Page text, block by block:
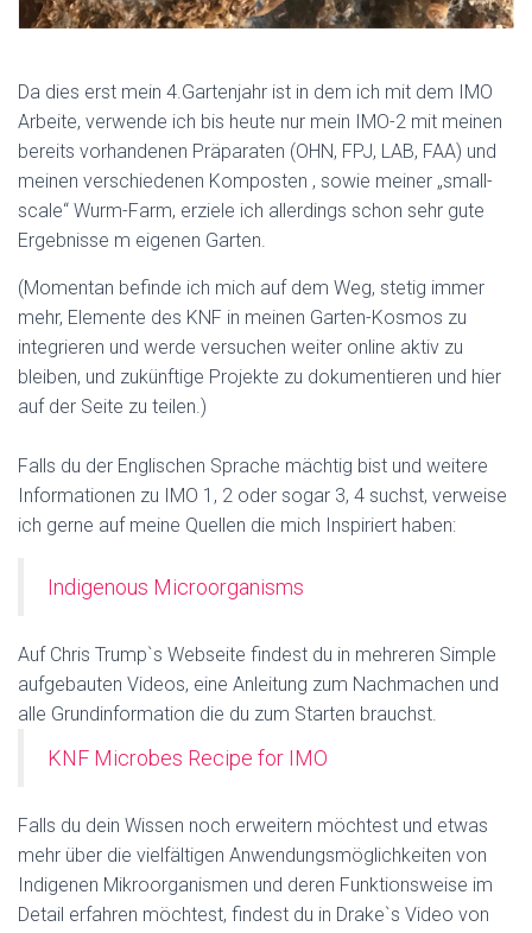
Da dies erst mein 4.Gartenjahr ist in dem ich mit dem IMO
Arbeite, verwende ich bis heute nur mein IMO-2 mit meinen
bereits vorhandenen Präparaten (OHN, FPJ, LAB, FAA) und
meinen verschiedenen Komposten , sowie meiner „small-
scale“ Wurm-Farm, erziele ich allerdings schon sehr gute
Ergebnisse m eigenen Garten.
(Momentan befinde ich mich auf dem Weg, stetig immer
mehr, Elemente des KNF in meinen Garten-Kosmos zu
integrieren und werde versuchen weiter online aktiv zu
bleiben, und zukünftige Projekte zu dokumentieren und hier
auf der Seite zu teilen.)
Falls du der Englischen Sprache mächtig bist und weitere
Informationen zu IMO 1, 2 oder sogar 3, 4 suchst, verweise
ich gerne auf meine Quellen die mich Inspiriert haben:
Indigenous Microorganisms
Auf Chris Trump`s Webseite findest du in mehreren Simple
aufgebauten Videos, eine Anleitung zum Nachmachen und
alle Grundinformation die du zum Starten brauchst.
KNF Microbes Recipe for IMO
Falls du dein Wissen noch erweitern möchtest und etwas
mehr über die vielfältigen Anwendungsmöglichkeiten von
Indigenen Mikroorganismen und deren Funktionsweise im
Detail erfahren möchtest, findest du in Drake`s Video von